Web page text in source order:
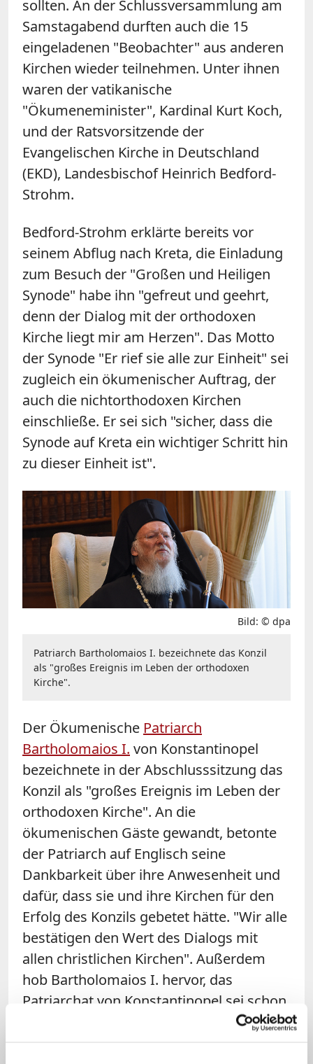
sollten. An der Schlussversammlung am
Samstagabend durften auch die 15
eingeladenen "Beobachter" aus anderen
Kirchen wieder teilnehmen. Unter ihnen
waren der vatikanische
"Ökumeneminister", Kardinal Kurt Koch,
und der Ratsvorsitzende der
Evangelischen Kirche in Deutschland
(EKD), Landesbischof Heinrich Bedford-
Strohm.
Bedford-Strohm erklärte bereits vor
seinem Abflug nach Kreta, die Einladung
zum Besuch der "Großen und Heiligen
Synode" habe ihn "gefreut und geehrt,
denn der Dialog mit der orthodoxen
Kirche liegt mir am Herzen". Das Motto
der Synode "Er rief sie alle zur Einheit" sei
zugleich ein ökumenischer Auftrag, der
auch die nichtorthodoxen Kirchen
einschließe. Er sei sich "sicher, dass die
Synode auf Kreta ein wichtiger Schritt hin
zu dieser Einheit ist".
Bild: © dpa
Patriarch Bartholomaios I. bezeichnete das Konzil
als "großes Ereignis im Leben der orthodoxen
Kirche".
Der Ökumenische Patriarch
Bartholomaios I. von Konstantinopel
bezeichnete in der Abschlusssitzung das
Konzil als "großes Ereignis im Leben der
orthodoxen Kirche". An die
ökumenischen Gäste gewandt, betonte
der Patriarch auf Englisch seine
Dankbarkeit über ihre Anwesenheit und
dafür, dass sie und ihre Kirchen für den
Erfolg des Konzils gebetet hätte. "Wir alle
bestätigen den Wert des Dialogs mit
allen christlichen Kirchen". Außerdem
hob Bartholomaios I. hervor, das
Patriarchat von Konstantinopel sei schon